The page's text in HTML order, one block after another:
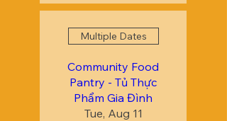
Multiple Dates
Community Food
Pantry - Tủ Thực
Phẩm Gia Đình
Tue, Aug 11